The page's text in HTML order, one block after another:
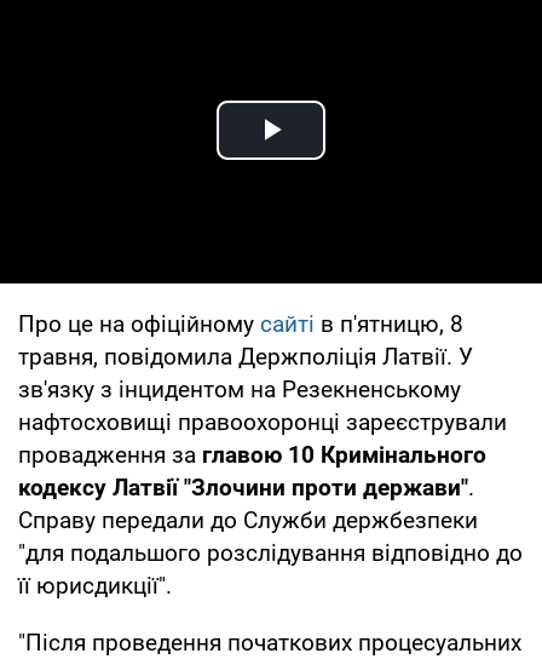
Play Video
Про це на офіційному сайті в п'ятницю, 8
травня, повідомила Держполіція Латвії. У
зв'язку з інцидентом на Резекненському
нафтосховищі правоохоронці зареєстрували
провадження за главою 10 Кримінального
кодексу Латвії "Злочини проти держави".
Справу передали до Служби держбезпеки
"для подальшого розслідування відповідно до
її юрисдикції".
"Після проведення початкових процесуальних